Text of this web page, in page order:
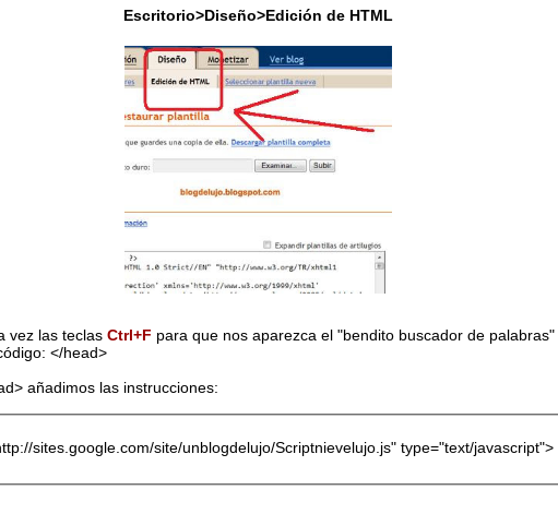
Escritorio>Diseño>Edición de HTML
vez las teclas Ctrl+F para que nos aparezca el "bendito buscador de palabras"
</head>
añadimos las instrucciones:
sites.google.com/site/unblogdelujo/Scriptnievelujo.js" type="text/javascript">